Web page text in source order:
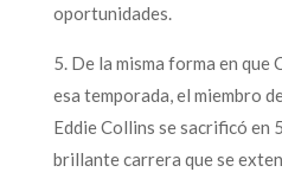
oportunidades.
5. De la misma forma en que
esa temporada, el miembro
Eddie Collins se sacrificó en
brillante carrera que se